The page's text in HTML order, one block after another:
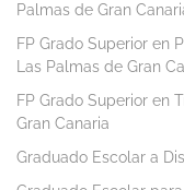
Palmas de Gran
FP Grado Superior en
Las Palmas de Gran
FP Grado Superior en
Gran Canaria
Graduado Escolar a